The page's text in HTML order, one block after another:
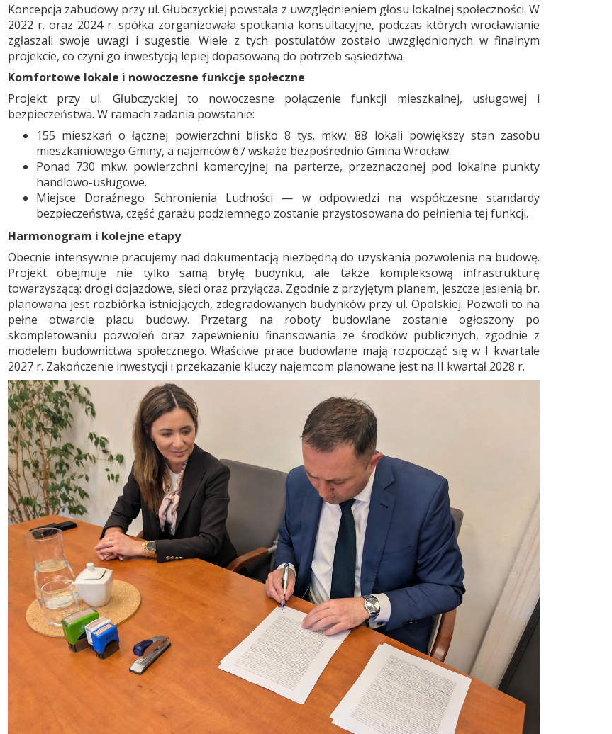
Koncepcja zabudowy przy ul. Głubczyckiej powstała z uwzględnieniem głosu lokalnej społeczności. W
2022 r. oraz 2024 r. spółka zorganizowała spotkania konsultacyjne, podczas których wrocławianie
zgłaszali swoje uwagi i sugestie. Wiele z tych postulatów zostało uwzględnionych w finalnym
projekcie, co czyni go inwestycją lepiej dopasowaną do potrzeb sąsiedztwa.
Komfortowe lokale i nowoczesne funkcje społeczne
Projekt przy ul. Głubczyckiej to nowoczesne połączenie funkcji mieszkalnej, usługowej i
bezpieczeństwa. W ramach zadania powstanie:
155 mieszkań o łącznej powierzchni blisko 8 tys. mkw. 88 lokali powiększy stan zasobu
mieszkaniowego Gminy, a najemców 67 wskaże bezpośrednio Gmina Wrocław.
Ponad 730 mkw. powierzchni komercyjnej na parterze, przeznaczonej pod lokalne punkty
handlowo-usługowe.
Miejsce Doraźnego Schronienia Ludności — w odpowiedzi na współczesne standardy
bezpieczeństwa, część garażu podziemnego zostanie przystosowana do pełnienia tej funkcji.
Harmonogram i kolejne etapy
Obecnie intensywnie pracujemy nad dokumentacją niezbędną do uzyskania pozwolenia na budowę.
Projekt obejmuje nie tylko samą bryłę budynku, ale także kompleksową infrastrukturę
towarzyszącą: drogi dojazdowe, sieci oraz przyłącza. Zgodnie z przyjętym planem, jeszcze jesienią br.
planowana jest rozbiórka istniejących, zdegradowanych budynków przy ul. Opolskiej. Pozwoli to na
pełne otwarcie placu budowy. Przetarg na roboty budowlane zostanie ogłoszony po
skompletowaniu pozwoleń oraz zapewnieniu finansowania ze środków publicznych, zgodnie z
modelem budownictwa społecznego. Właściwe prace budowlane mają rozpocząć się w I kwartale
2027 r. Zakończenie inwestycji i przekazanie kluczy najemcom planowane jest na II kwartał 2028 r.